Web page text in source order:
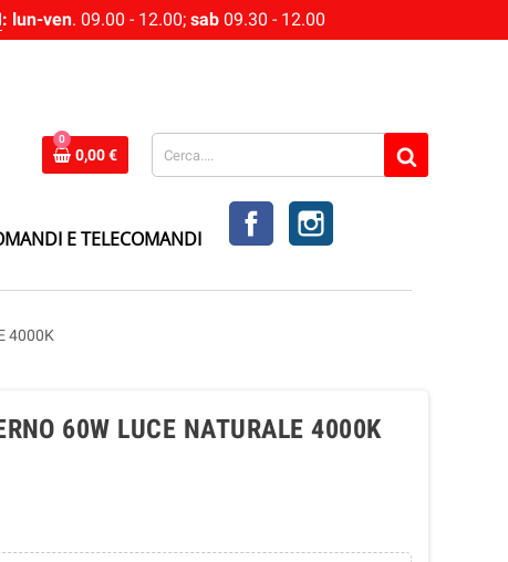
: lun-ven. 09.00 - 12.00; sab 09.30 - 12.00
0
0,00 €
E TELECOMANDI
FACEBOOKINSTAGRAM
4000K
60W LUCE NATURALE 4000K